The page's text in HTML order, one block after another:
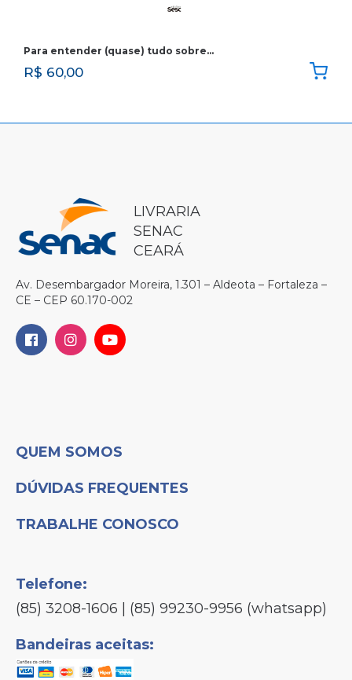
Para entender (quase) tudo sobre…
R$ 60,00
LIVRARIA
SENAC
CEARÁ
Av. Desembargador Moreira, 1.301 – Aldeota – Fortaleza –
CE – CEP 60.170-002
QUEM SOMOS
DÚVIDAS FREQUENTES
TRABALHE CONOSCO
Telefone:
(85) 3208-1606 | (85) 99230-9956 (whatsapp)
Bandeiras aceitas: